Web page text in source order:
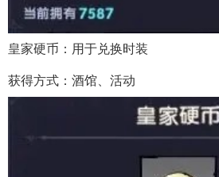
皇家硬币：用于兑换时装
获得方式：酒馆、活动